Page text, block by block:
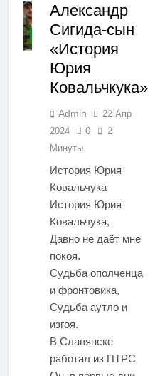
СТИХИ
Александр
Сигида-сын
«История
Юрия
Ковальчкука»
Admin
22 Апр
2024
0
2
Минуты
История Юрия
Ковальчука
История Юрия
Ковальчука,
Давно не даёт мне
покоя.
Судьба ополченца
и фронтовика,
Судьба аутло и
изгоя.
В Славянске
работал из ПТРС